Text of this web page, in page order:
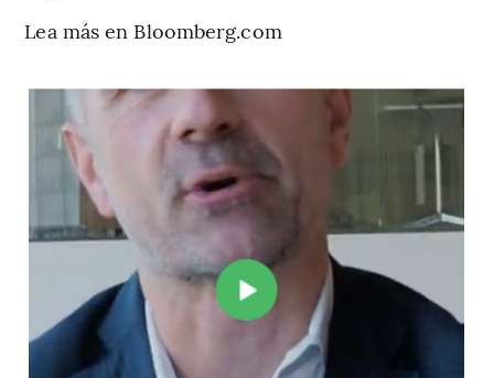
Lea más en Bloomberg.com